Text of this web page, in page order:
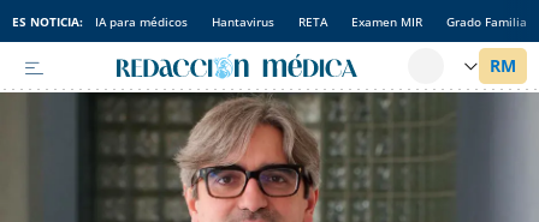
ES NOTICIA: IA para médicos Hantavirus RETA Examen MIR Grado Familia